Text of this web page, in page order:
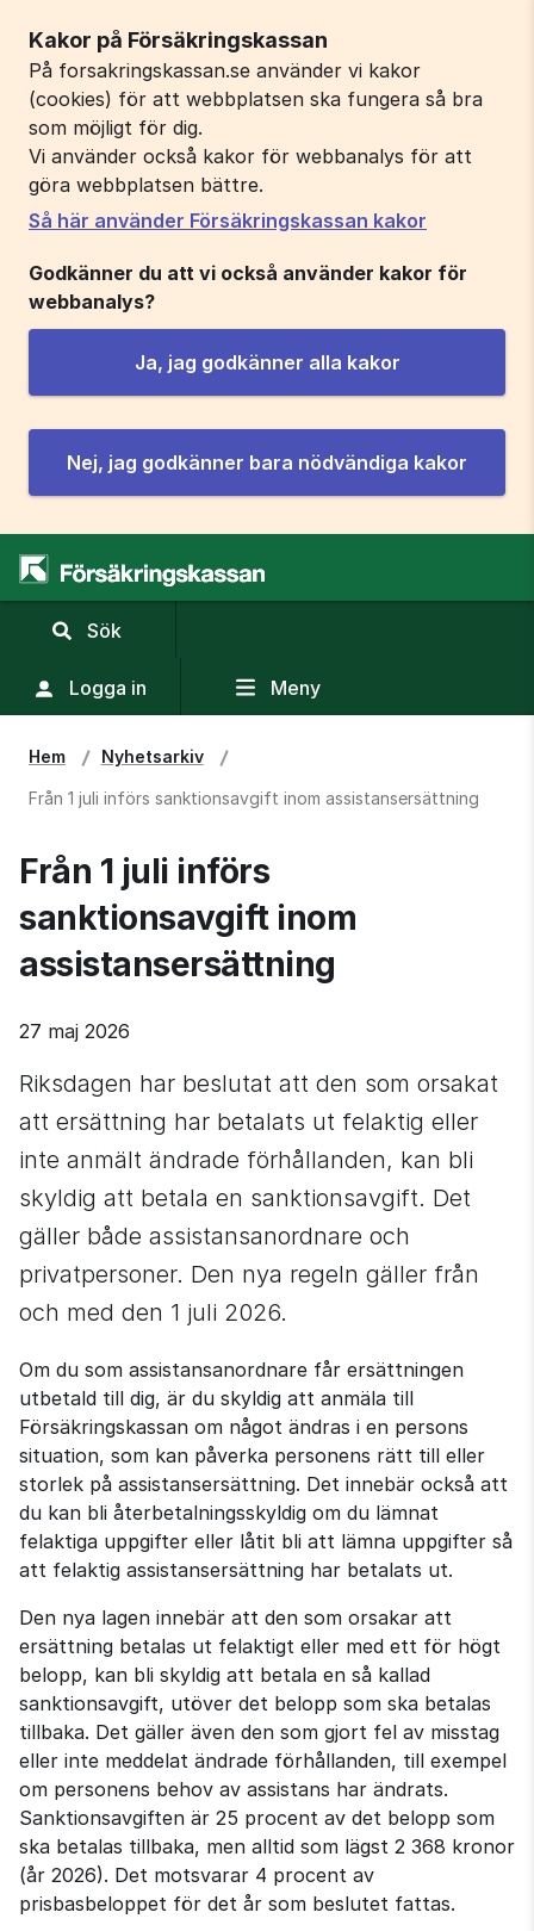
Kakor på Försäkringskassan
På forsakringskassan.se använder vi kakor
(cookies) för att webbplatsen ska fungera så bra
som möjligt för dig.
Vi använder också kakor för webbanalys för att
göra webbplatsen bättre.
Så här använder Försäkringskassan kakor
Godkänner du att vi också använder kakor för
webbanalys?
Ja, jag godkänner alla kakor
Nej, jag godkänner bara nödvändiga kakor
Sök
sökfält
Logga in Meny
Hem Nyhetsarkiv
Från 1 juli införs sanktionsavgift inom assistansersättning
Från 1 juli införs
sanktionsavgift inom
assistansersättning
27 maj 2026
Riksdagen har beslutat att den som orsakat
att ersättning har betalats ut felaktig eller
inte anmält ändrade förhållanden, kan bli
skyldig att betala en sanktionsavgift. Det
gäller både assistansanordnare och
privatpersoner. Den nya regeln gäller från
och med den 1 juli 2026.
Om du som assistansanordnare får ersättningen
utbetald till dig, är du skyldig att anmäla till
Försäkringskassan om något ändras i en persons
situation, som kan påverka personens rätt till eller
storlek på assistansersättning. Det innebär också att
du kan bli återbetalningsskyldig om du lämnat
felaktiga uppgifter eller låtit bli att lämna uppgifter så
att felaktig assistansersättning har betalats ut.
Den nya lagen innebär att den som orsakar att
ersättning betalas ut felaktigt eller med ett för högt
belopp, kan bli skyldig att betala en så kallad
sanktionsavgift, utöver det belopp som ska betalas
tillbaka. Det gäller även den som gjort fel av misstag
eller inte meddelat ändrade förhållanden, till exempel
om personens behov av assistans har ändrats.
Sanktionsavgiften är 25 procent av det belopp som
ska betalas tillbaka, men alltid som lägst 2 368 kronor
(år 2026). Det motsvarar 4 procent av
prisbasbeloppet för det år som beslutet fattas.